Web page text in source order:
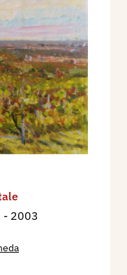
- 2003